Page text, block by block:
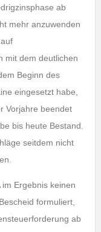
ab
mehr anzuwenden
mit dem deutlichen
Beginn des
eingesetzt habe,
Vorjahre beendet
bis heute Bestand.
seitdem nicht
Ergebnis keinen
formuliert,
ab